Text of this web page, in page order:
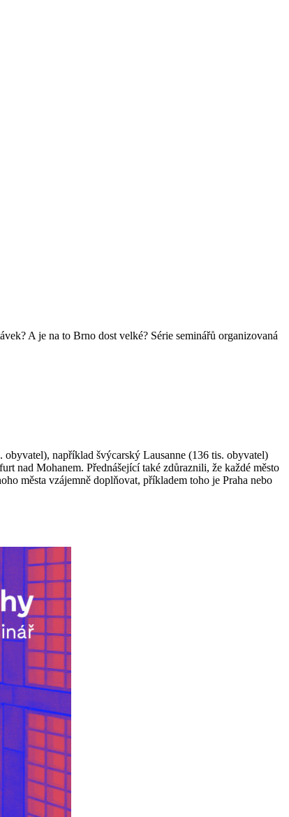
A je na to Brno dost velké? Série seminářů organizovaná
například švýcarský Lausanne (136 tis. obyvatel)
nad Mohanem. Přednášející také zdůraznili, že každé město
města vzájemně doplňovat, příkladem toho je Praha nebo